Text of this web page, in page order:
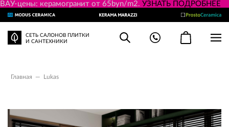
ВАУ-цены: керамогранит от 65byn/m2. УЗНАТЬ ПОДРОБНЕЕ
СЕТЬ САЛОНОВ ПЛИТКИ
И САНТЕХНИКИ
Главная — Lukas